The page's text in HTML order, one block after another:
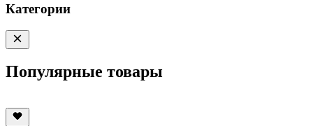
Категории
Популярные товары